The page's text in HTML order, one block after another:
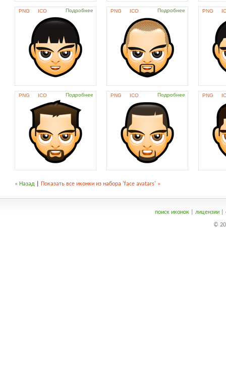
PNG ICO Подробнее PNG ICO Подробнее PNG
PNG ICO Подробнее PNG ICO Подробнее PNG
« Назад Показать все иконки из набора 'face avatars' »
поиск иконок| лицензии|
©